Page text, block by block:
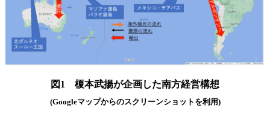
図1 榎本武揚が企画した南方経営構想
(Googleマップからのスクリーンショットを利用)